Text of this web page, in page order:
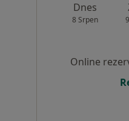
Dnes
8 Srpen
Online